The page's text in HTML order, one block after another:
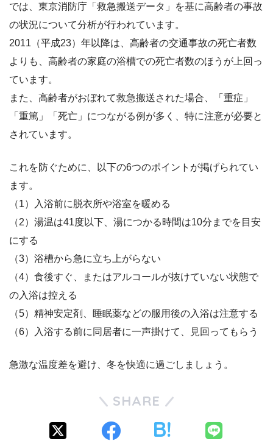
では、東京消防庁「救急搬送データ」を基に高齢者の事故
の状況について分析が行われています。
2011（平成23）年以降は、高齢者の交通事故の死亡者数
よりも、高齢者の家庭の浴槽での死亡者数のほうが上回っ
ています。
また、高齢者がおぼれて救急搬送された場合、「重症」
「重篤」「死亡」につながる例が多く、特に注意が必要と
されています。
これを防ぐために、以下の6つのポイントが掲げられてい
ます。
（1）入浴前に脱衣所や浴室を暖める
（2）湯温は41度以下、湯につかる時間は10分までを目安
にする
（3）浴槽から急に立ち上がらない
（4）食後すぐ、またはアルコールが抜けていない状態で
の入浴は控える
（5）精神安定剤、睡眠薬などの服用後の入浴は注意する
（6）入浴する前に同居者に一声掛けて、見回ってもらう
急激な温度差を避け、冬を快適に過ごしましょう。
SHARE